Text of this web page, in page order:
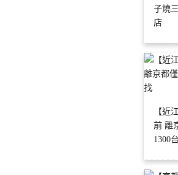
子燒
店
【近
前 離
1300